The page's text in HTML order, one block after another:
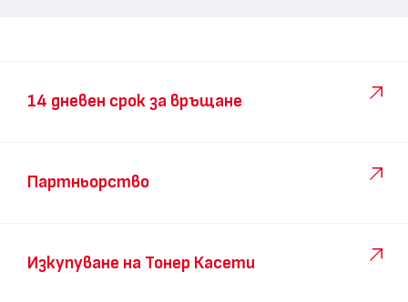
14 дневен срок за връщане
Партньорство
Изкупуване на Тонер Касети